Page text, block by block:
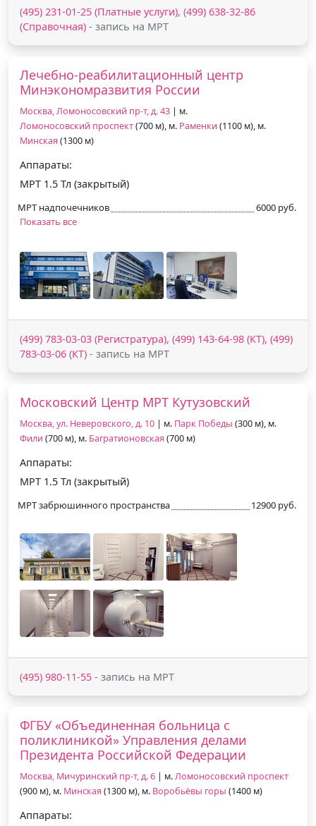
(495) 231-01-25 (Платные услуги), (499) 638-32-86
(Справочная) - запись на МРТ
Лечебно-реабилитационный центр
Минэкономразвития России
Москва, Ломоносовский пр-т, д. 43 | м.
Ломоносовский проспект(700 м), м. Раменки (1100 м), м.
Минская (1300 м)
Аппараты:
МРТ 1.5 Тл (закрытый)
МРТ надпочечников
6000 руб.
Показать все
(499) 783-03-03 (Регистратура), (499) 143-64-98 (КТ), (499)
783-03-06 (КТ) - запись на МРТ
Московский Центр МРТ Кутузовский
Москва, ул. Неверовского, д. 10 | м. Парк Победы (300 м), м.
Фили (700 м), м. Багратионовская (700 м)
Аппараты:
МРТ 1.5 Тл (закрытый)
МРТ забрюшинного пространства 12900 руб.
(495) 980-11-55 - запись на МРТ
ФГБУ «Объединенная больница с
поликлиникой» Управления делами
Президента Российской Федерации
Москва, Мичуринский пр-т, д. 6 | м.Ломоносовский проспект
(900 м), м. Минская (1300 м), м. Воробьёвы горы (1400 м)
Аппараты: